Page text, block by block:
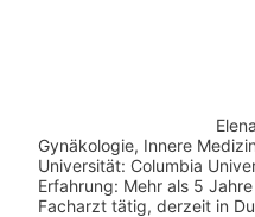
Gynäkologie, Innere
Universität: Columbia
Erfahrung: Mehr als 5
Facharzt tätig, derzeit in